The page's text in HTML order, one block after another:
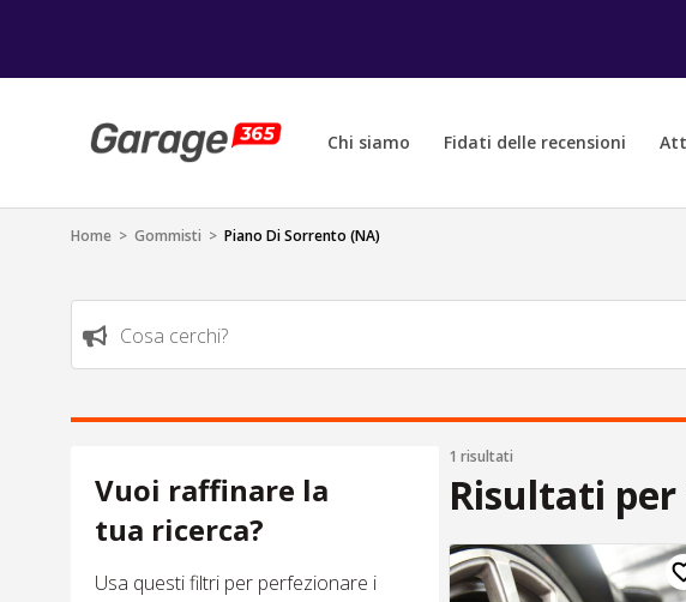
Chi siamo Fidati delle recensioni
Home > Gommisti > Piano Di Sorrento (NA)
Cosa cerchi?
Vuoi raffinare la
tua ricerca?
Usa questi filtri per perfezionare i
1 risultati
Risultati